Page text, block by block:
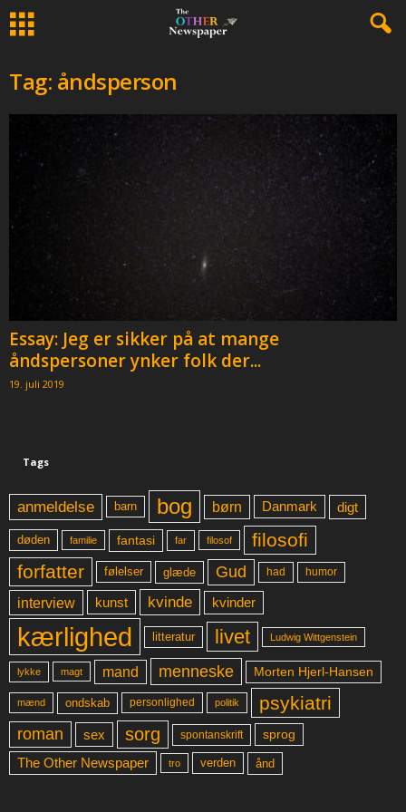
Tag: åndsperson
Essay: Jeg er sikker på at mange
åndspersoner ynker folk der...
19. juli 2019
Tags
anmeldelse barn bog børn Danmark digt
døden familie fantasi far filosof
filosofi
forfatter
følelser glæde Gud had humor
interview kunst kvinde kvinder
kærlighed litteratur livet Ludwig Wittgenstein
lykke magt mand menneske Morten Hjerl-Hansen
mænd ondskab personlighed politik psykiatri
roman sex sorg spontanskrift sprog
The Other Newspaper tro verden ånd